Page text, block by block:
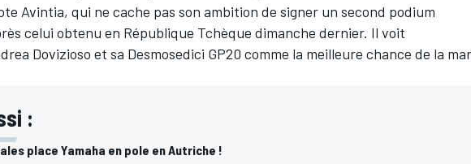
Avintia, qui ne cache pas son ambition de signer un second podium
celui obtenu en République Tchèque dimanche dernier. Il voit
Dovizioso et sa Desmosedici GP20 comme la meilleure chance de la
:
place Yamaha en pole en Autriche !